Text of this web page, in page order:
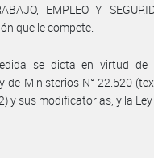
EMPLEO Y
que le compete.
se dicta en virtud de
de Ministerios N° 22.520
y sus modificatorias, y la Ley